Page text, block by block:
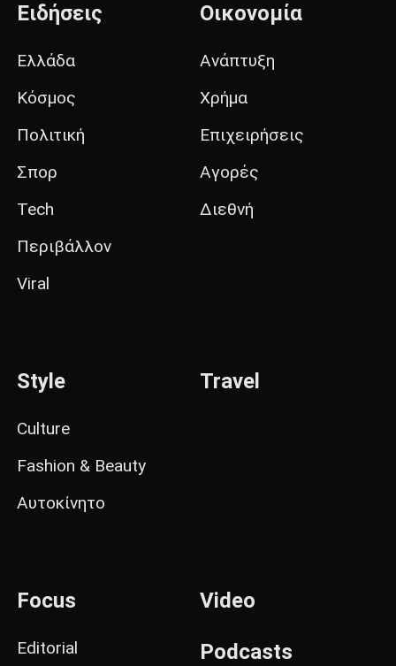
Ειδήσεις
Ελλάδα
Κόσμος
Πολιτική
Σπορ
Tech
Περιβάλλον
Viral
Οικονομία
Ανάπτυξη
Χρήμα
Επιχειρήσεις
Αγορές
Διεθνή
Style
Culture
Fashion & Beauty
Αυτοκίνητο
Travel
Focus
Editorial
Video
Podcasts